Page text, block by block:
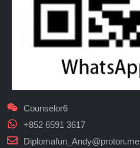
Counselor6
+852 6591 3617
Diplomafun_Andy@proton.me